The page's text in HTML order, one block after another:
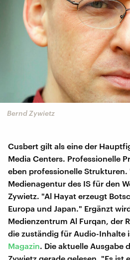
Bernd Zywietz
Cusbert gilt als eine der
Media Centers. Professionelle
eben professionelle Strukturen.
Medienagentur des IS für den
Zywietz. "Al Hayat erzeugt
Europa und Japan." Ergänzt
Medienzentrum Al Furqan, der
die zuständig für Audio-Inhalte
Magazin. Die aktuelle Ausgabe